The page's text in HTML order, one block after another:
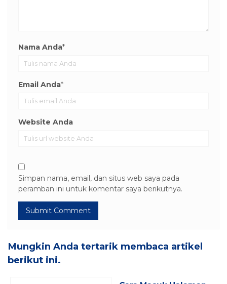
Nama Anda*
Email Anda*
Website Anda
Simpan nama, email, dan situs web saya pada
peramban ini untuk komentar saya berikutnya.
Mungkin Anda tertarik membaca artikel
berikut ini.